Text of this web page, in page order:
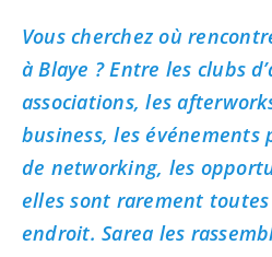
Vous cherchez où
à Blaye ? Entre les clubs
associations, les
business, les
de networking, les
elles sont rarement
endroit. Sarea les